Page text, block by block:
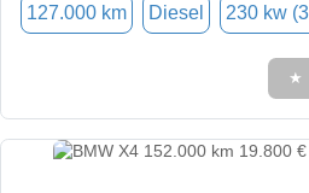
127.000 km Diesel 230 kw
★